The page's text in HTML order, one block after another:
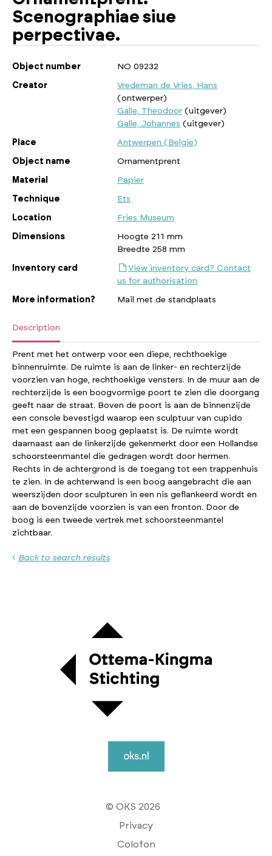
Scenographiae siue
perpectivae.
Object number NO 09232
Creator
Vredeman de Vries, Hans
(ontwerper)
Galle, Theodoor (uitgever)
Galle, Johannes (uitgever)
Place Antwerpen (België)
Object name Ornamentprent
Material Papier
Technique Ets
Location Fries Museum
Dimensions
Hoogte 211 mm
Breedte 258 mm
Inventory card
View inventory card? Contact
us for authorisation
More information? Mail met de standplaats
Description
Prent met het ontwerp voor een diepe, rechthoekige
binnenruimte. De ruimte is aan de linker- en rechterzijde
voorzien van hoge, rechthoekige vensters. In de muur aan de
rechterzijde is een boogvormige poort te zien die doorgang
geeft naar de straat. Boven de poort is aan de binnenzijde
een console bevestigd waarop een sculptuur van cupido
met een gespannen boog geplaatst is. De ruimte wordt
daarnaast aan de linkerzijde gekenmerkt door een Hollandse
schoorsteenmantel die gedragen wordt door hermen.
Rechts in de achtergrond is de toegang tot een trappenhuis
te zien. In de achterwand is een boog aangebracht die aan
weerszijden door sculpturen in een nis geflankeerd wordt en
aan de bovenzijde voorzien is van een fronton. Door de
boog is een tweede vertrek met schoorsteenmantel
zichtbaar.
Back to search results
oks.nl
© OKS 2026
Privacy
Colofon